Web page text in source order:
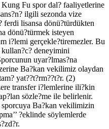
Fu spor dal? faaliyetlerine
ilgili sezonda vize
lisansa dönü?türdükten
dönü?türmek isteyen
i?lemi gerçekle?tiremezler. Bu
deneyimini
uyar?lmas?na
Ba?kan vekilimiz olaydan
yat??t?rm??t?r. (2)
transfer i?lemlerine ili?kin
sözle?me ile belirlenir.
Ba?kan vekilimizin
?eklinde söylemlerde